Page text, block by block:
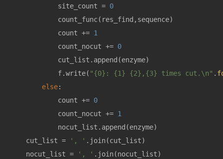
            site_count =
0
            count_func(res_find,sequence)
            count +=
1
            count_nocut +=
0
            cut_list.append(enzyme)
            f.write(
"{0}: {1} {2},{3} times cut.\n" .
else:
            count +=
0
            count_nocut +=
1
            nocut_list.append(enzyme)
    cut_list =
', ' .join(cut_list)
    nocut_list =
', ' .join(nocut_list)